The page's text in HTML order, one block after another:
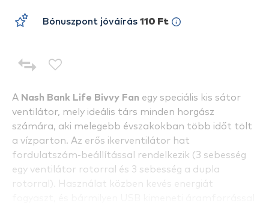
A Nash Bank Life Bivvy Fan egy speciális kis sátor
ventilátor, mely ideális társ minden horgász
számára, aki melegebb évszakokban több időt tölt
a vízparton. Az erős ikerventilátor hat
fordulatszám-beállítással rendelkezik (3 sebesség
egy ventilátor rotorral és 3 sebesség a dupla
rotorral). Használat közben kevés energiát
Bónuszpont jóváírás 110 Ft